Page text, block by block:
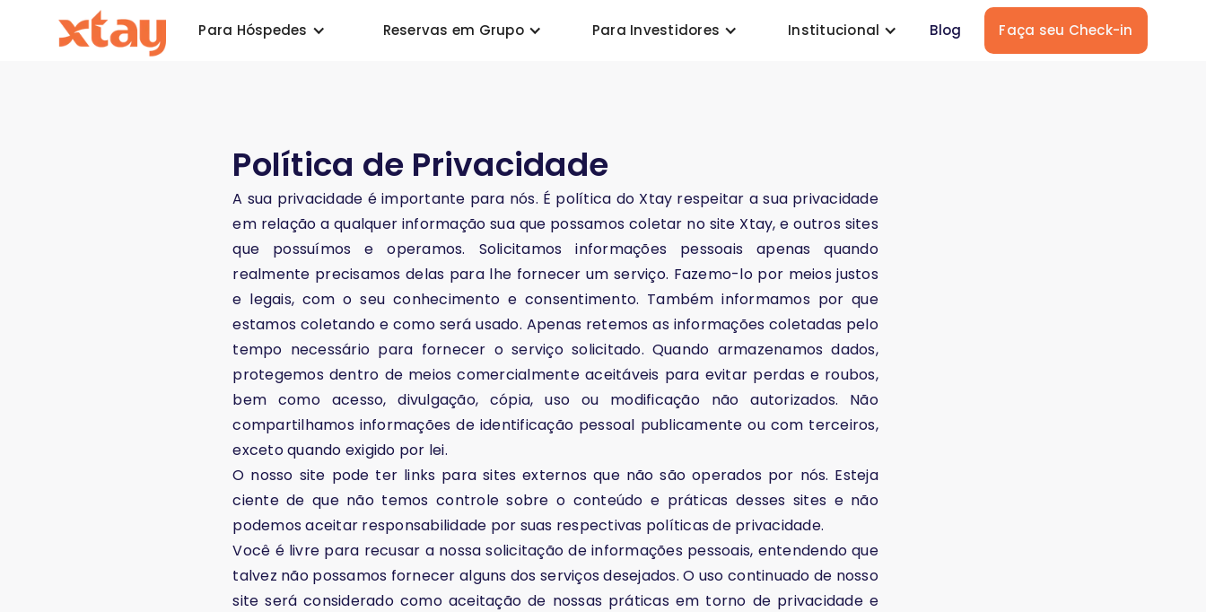
Para Hóspedes Reservas em Grupo Para Investidores Institucional Blog Faça seu Check-in
Política de Privacidade
A sua privacidade é importante para nós. É política do Xtay respeitar a sua privacidade
em relação a qualquer informação sua que possamos coletar no site Xtay, e outros sites
que possuímos e operamos. Solicitamos informações pessoais apenas quando
realmente precisamos delas para lhe fornecer um serviço. Fazemo-lo por meios justos
e legais, com o seu conhecimento e consentimento. Também informamos por que
estamos coletando e como será usado. Apenas retemos as informações coletadas pelo
tempo necessário para fornecer o serviço solicitado. Quando armazenamos dados,
protegemos dentro de meios comercialmente aceitáveis ​​para evitar perdas e roubos,
bem como acesso, divulgação, cópia, uso ou modificação não autorizados. Não
compartilhamos informações de identificação pessoal publicamente ou com terceiros,
exceto quando exigido por lei.
O nosso site pode ter links para sites externos que não são operados por nós. Esteja
ciente de que não temos controle sobre o conteúdo e práticas desses sites e não
podemos aceitar responsabilidade por suas respectivas políticas de privacidade.
Você é livre para recusar a nossa solicitação de informações pessoais, entendendo que
talvez não possamos fornecer alguns dos serviços desejados. O uso continuado de nosso
site será considerado como aceitação de nossas práticas em torno de privacidade e